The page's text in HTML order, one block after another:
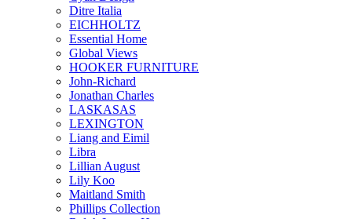
Ditre Italia
EICHHOLTZ
Essential Home
Global Views
HOOKER FURNITURE
John-Richard
Jonathan Charles
LASKASAS
LEXINGTON
Liang and Eimil
Libra
Lillian August
Lily Koo
Maitland Smith
Phillips Collection